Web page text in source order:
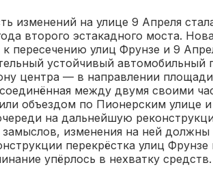
изменений на улице 9 Апреля
второго эстакадного моста.
пересечению улиц Фрунзе и 9
устойчивый автомобильный
центра — в направлении
между двумя своими
объездом по Пионерским улице и
на дальнейшую
замыслов, изменения на ней
перекрёстка улиц
упёрлось в нехватку средств.